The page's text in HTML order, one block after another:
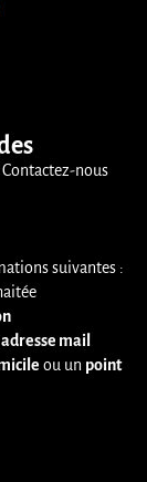
nous
suivantes :
adresse mail
ou un point